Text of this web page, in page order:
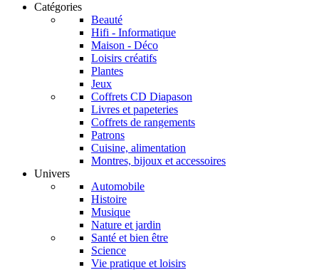
Catégories
Beauté
Hifi - Informatique
Maison - Déco
Loisirs créatifs
Plantes
Jeux
Coffrets CD Diapason
Livres et papeteries
Coffrets de rangements
Patrons
Cuisine, alimentation
Montres, bijoux et accessoires
Univers
Automobile
Histoire
Musique
Nature et jardin
Santé et bien être
Science
Vie pratique et loisirs